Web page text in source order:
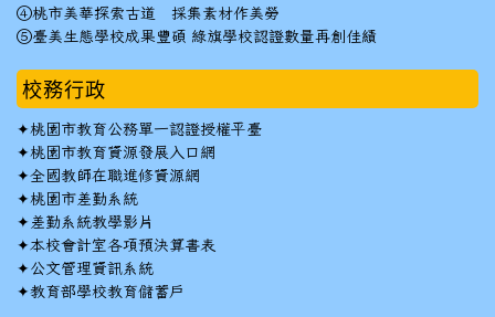
④桃市美華探索古道 採集素材作美勞
⑤臺美生態學校成果豐碩 綠旗學校認證數量再創佳績
校務行政
✦桃園市教育公務單一認證授權平臺
✦桃園市教育資源發展入口網
✦全國教師在職進修資源網
✦桃園市差勤系統
✦ 差勤系統教學影片
✦本校會計室各項預決算書表
✦公文管理資訊系統
✦教育部學校教育儲蓄戶